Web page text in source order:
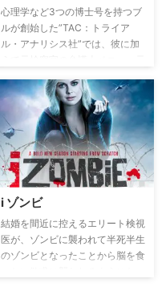
心理学など3つの博士号を持つブ
ルが創始した”TAC：トライア
ル・アナリシス社”では、彼に加
元FBI捜査官のダニー、ITに強い
ケイブル、法廷で被告や証人が着
る服をコーディネートするスタイ
リストのチャンクという計6人が
チームで活動。クライアントを勝
たせるべく、陪審員たち全員のデ
ータを分析して戦略を立て、証人
や被告にアドバイスもし、裁判を
有利に導く。
i ゾンビ
結婚を間近に控えるエリート検視
医が、ゾンビに襲われて半死半生
のゾンビとなったことから脳を食